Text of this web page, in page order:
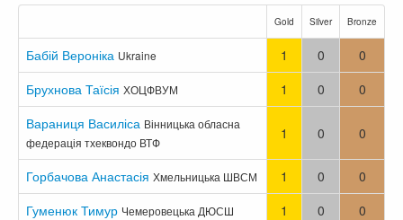
Gold Silver Bronze
Бабій Вероніка Ukraine 1 0
0
Брухнова Таїсія ХОЦФВУМ 1 0
0
Вараниця Василіса Вінницька обласна
федерація тхеквондо ВТФ
1 0 0
Горбачова Анастасія Хмельницька ШВСМ 1 0
0
Гуменюк Тимур Чемеровецька ДЮСШ 1 0
0